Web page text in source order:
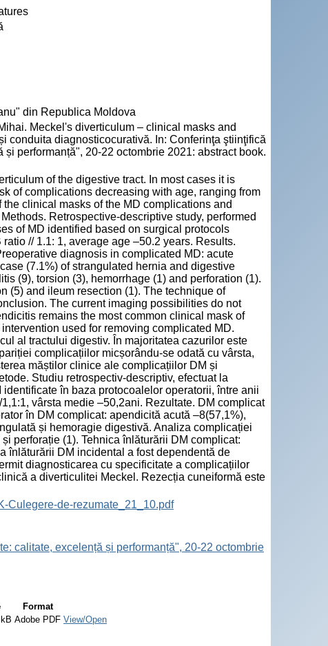
din Republica Moldova
Meckel's diverticulum – clinical masks and
conduita diagnosticocurativă. In: Conferinţa ştiinţifică
performanță", 20-22 octombrie 2021: abstract book.
of the digestive tract. In most cases it is
of complications decreasing with age, ranging from
clinical masks of the MD complications and
Retrospective-descriptive study, performed
of MD identified based on surgical protocols
// 1.1: 1, average age –50.2 years. Results.
diagnosis in complicated MD: acute
(7.1%) of strangulated hernia and digestive
(9), torsion (3), hemorrhage (1) and perforation (1).
(5) and ileum resection (1). The technique of
The current imaging possibilities do not
remains the most common clinical mask of
used for removing complicated MD.
al tractului digestiv. În majoritatea cazurilor este
complicațiilor micșorându-se odată cu vârsta,
măștilor clinice ale complicațiilor DM și
Studiu retrospectiv-descriptiv, efectuat la
în baza protocoalelor operatorii, între anii
vârsta medie –50,2ani. Rezultate. DM complicat
în DM complicat: apendicită acută –8(57,1%),
și hemoragie digestivă. Analiza complicației
perforație (1). Tehnica înlăturării DM complicat:
înlăturării DM incidental a fost dependentă de
diagnosticarea cu specificitate a complicațiilor
a diverticulitei Meckel. Rezecția cuneiformă este
Culegere-de-rezumate_21_10.pdf
calitate, excelență și performanță", 20-22 octombrie
Format
Adobe PDF View/Open